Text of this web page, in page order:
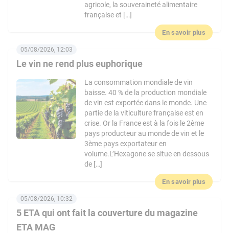
agricole, la souveraineté alimentaire
française et […]
En savoir plus
Le vin ne rend plus euphorique
05/08/2026, 12:03
La consommation mondiale de vin
baisse. 40 % de la production mondiale
de vin est exportée dans le monde. Une
partie de la viticulture française est en
crise. Or la France est à la fois le 2ème
pays producteur au monde de vin et le
3ème pays exportateur en
volume.L’Hexagone se situe en dessous
de […]
En savoir plus
5 ETA qui ont fait la couverture du magazine
ETA MAG
05/08/2026, 10:32